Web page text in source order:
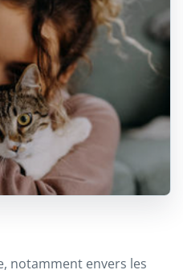
notamment envers les